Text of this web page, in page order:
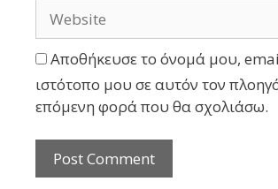
Αποθήκευσε το όνομά μου,
ιστότοπο μου σε αυτόν τον
επόμενη φορά που θα σχολιάσω.